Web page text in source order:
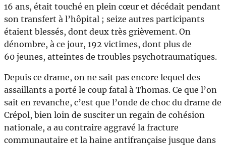
16 ans, était touché en plein cœur et décédait pendant
son transfert à l’hôpital ; seize autres participants
étaient blessés, dont deux très grièvement. On
dénombre, à ce jour, 192 victimes, dont plus de
60 jeunes, atteintes de troubles psychotraumatiques.
Depuis ce drame, on ne sait pas encore lequel des
assaillants a porté le coup fatal à Thomas. Ce que l’on
sait en revanche, c’est que l’onde de choc du drame de
Crépol, bien loin de susciter un regain de cohésion
nationale, a au contraire aggravé la fracture
communautaire et la haine antifrançaise jusque dans